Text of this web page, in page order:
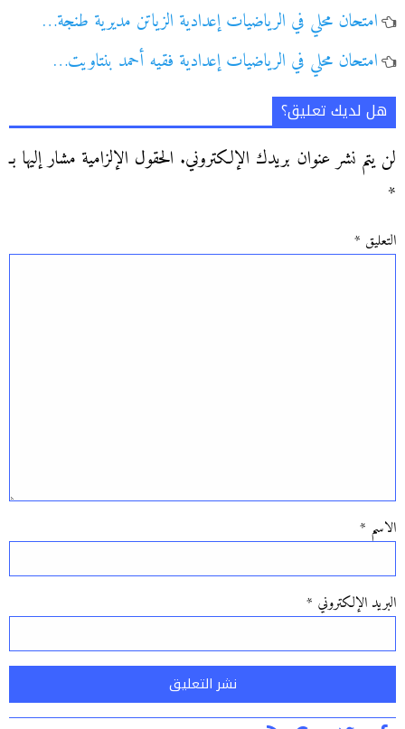
امتحان محلي في الرياضيات إعدادية الزياتن مديرية طنجة…
امتحان محلي في الرياضيات إعدادية فقيه أحمد بنتاويت…
هل لديك تعليق؟
لن يتم نشر عنوان بريدك الإلكتروني. الحقول الإلزامية مشار إليها بـ
*
التعليق *
الاسم *
البريد الإلكتروني *